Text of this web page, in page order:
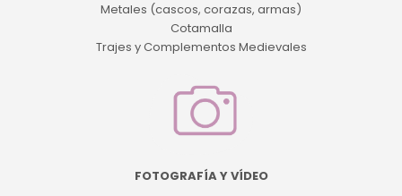
Metales (cascos, corazas, armas)
Cotamalla
Trajes y Complementos Medievales
FOTOGRAFÍA Y VÍDEO